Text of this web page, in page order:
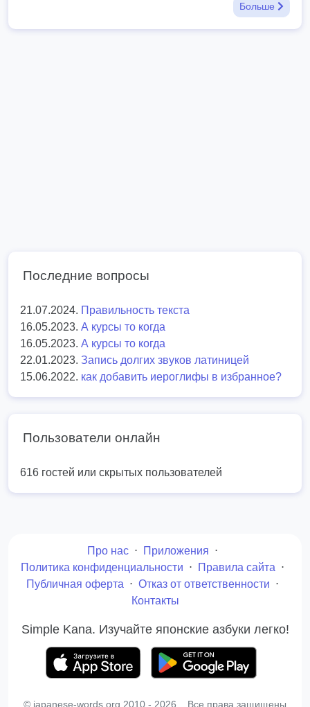
Больше
Последние вопросы
21.07.2024. Правильность текста
16.05.2023. А курсы то когда
16.05.2023. А курсы то когда
22.01.2023. Запись долгих звуков латиницей
15.06.2022. как добавить иероглифы в избранное?
Пользователи онлайн
616 гостей или скрытых пользователей
Про нас ⋅ Приложения ⋅
Политика конфиденциальности ⋅ Правила сайта ⋅
Публичная оферта ⋅ Отказ от ответственности ⋅
Контакты
Simple Kana. Изучайте японские азбуки легко!
© japanese-words.org 2010 - 2026. Все права защищены